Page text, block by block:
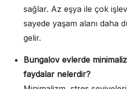
sağlar. Az eşya ile çok
sayede yaşam alanı daha
gelir.
Bungalov evlerde
faydalar nelerdir?